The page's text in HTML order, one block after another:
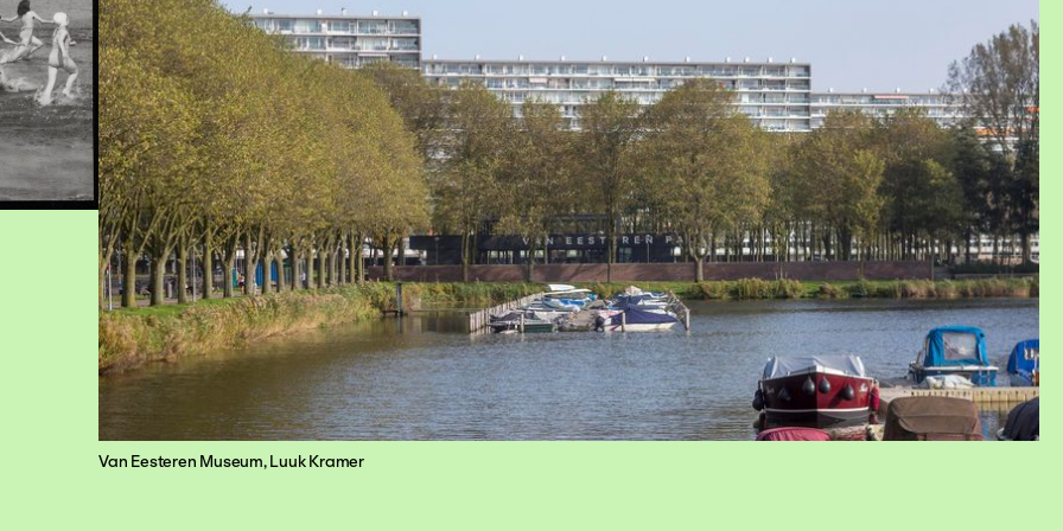
Van Eesteren Museum, Luuk Kramer